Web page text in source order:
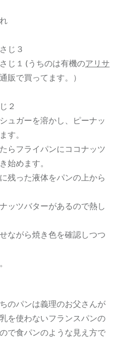
じ３
じ１ (うちのは有機のアリサ
販で買ってます。）
２
ュガーを溶かし、ピーナッ
す。
らフライパンにココナッツ
始めます。
残った液体をパンの上から
ッツバターがあるので熱し
ながら焼き色を確認しつつ
のパンは義理のお父さんが
を使わないフランスパンの
で食パンのような見え方で